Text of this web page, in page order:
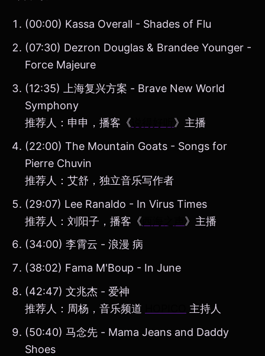
(00:00) Kassa Overall - Shades of Flu
(07:30) Dezron Douglas & Brandee Younger -
Force Majeure
(12:35) 上海复兴方案 - Brave New World
Symphony
推荐人：申申，播客《
》主播
(22:00) The Mountain Goats - Songs for
Pierre Chuvin
推荐人：艾舒，独立音乐写作者
(29:07) Lee Ranaldo - In Virus Times
推荐人：刘阳子，播客《
》主播
(34:00) 李霄云 - 浪漫 病
(38:02) Fama M'Boup - In June
(42:47) 文兆杰 - 爱神
推荐人：周杨，音乐频道
主持人
(50:40) 马念先 - Mama Jeans and Daddy
Shoes